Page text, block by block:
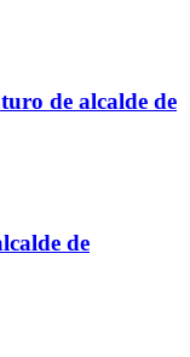
de alcalde de
de